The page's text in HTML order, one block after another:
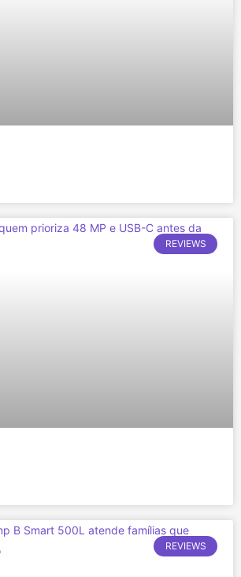
REVIEWS
REVIEWS